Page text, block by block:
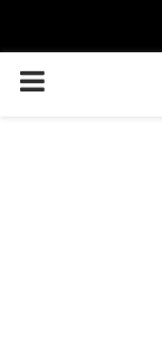
PRIMARY